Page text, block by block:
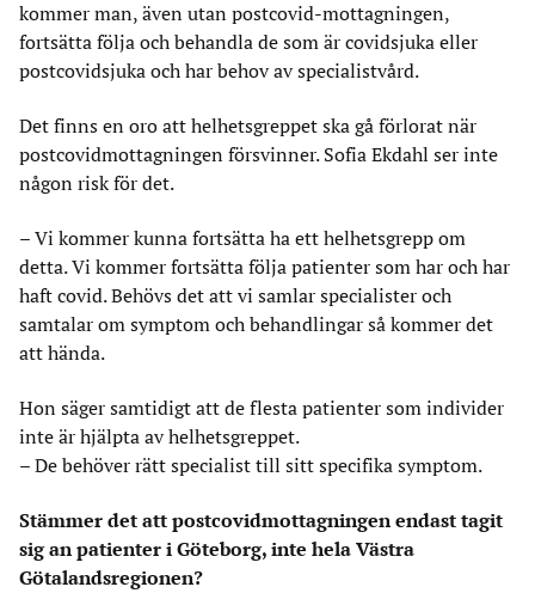
kommer man, även utan postcovid-mottagningen,
fortsätta följa och behandla de som är covidsjuka eller
postcovidsjuka och har behov av specialistvård.
Det finns en oro att helhetsgreppet ska gå förlorat när
postcovidmottagningen försvinner. Sofia Ekdahl ser inte
någon risk för det.
– Vi kommer kunna fortsätta ha ett helhetsgrepp om
detta. Vi kommer fortsätta följa patienter som har och har
haft covid. Behövs det att vi samlar specialister och
samtalar om symptom och behandlingar så kommer det
att hända.
Hon säger samtidigt att de flesta patienter som individer
inte är hjälpta av helhetsgreppet.
– De behöver rätt specialist till sitt specifika symptom.
Stämmer det att postcovidmottagningen endast tagit
sig an patienter i Göteborg, inte hela Västra
Götalandsregionen?